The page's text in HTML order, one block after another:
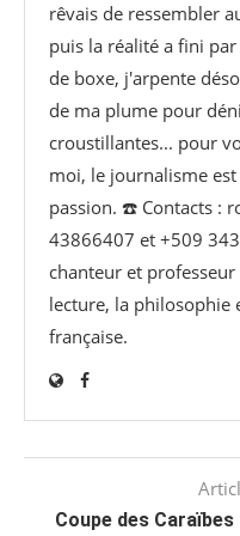
rêvais de ressembler
puis la réalité a fini
de boxe, j'arpente
de ma plume pour
croustillantes... pour
moi, le journalisme est
passion. ☎️ Contacts :
43866407 et +509
chanteur et professeur
lecture, la philosophie
française.
Coupe des